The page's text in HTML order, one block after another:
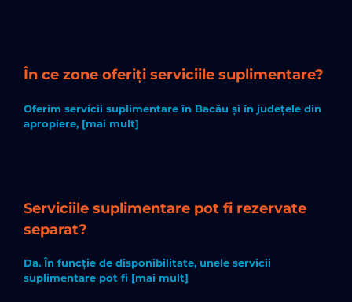
În ce zone oferiți serviciile suplimentare?
Oferim servicii suplimentare în Bacău și în județele din
apropiere, [mai mult]
Serviciile suplimentare pot fi rezervate
separat?
Da. În funcție de disponibilitate, unele servicii
suplimentare pot fi [mai mult]